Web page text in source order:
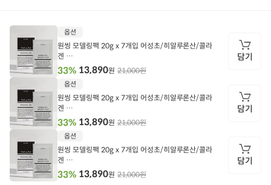
상
담
옵션
원씽 모델링팩 20g x 7개입 어성초/히알루론산/콜라
겐
원씽 모델링팩 20g x 7개입 어성초
21,000원
33% 13,890원
담기
담
옵션
원씽 모델링팩 20g x 7개입 어성초/히알루론산/콜라
겐
원씽 모델링팩 20g x 7개입 히알루론산
21,000원
33% 13,890원
담기
옵션
원씽 모델링팩 20g x 7개입 어성초/히알루론산/콜라
겐
원씽 모델링팩 20g x 7개입 콜라겐
21,000원
33% 13,890원
담기